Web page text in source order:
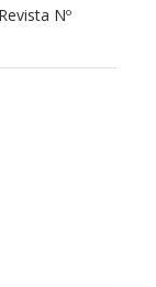
Revista Nº